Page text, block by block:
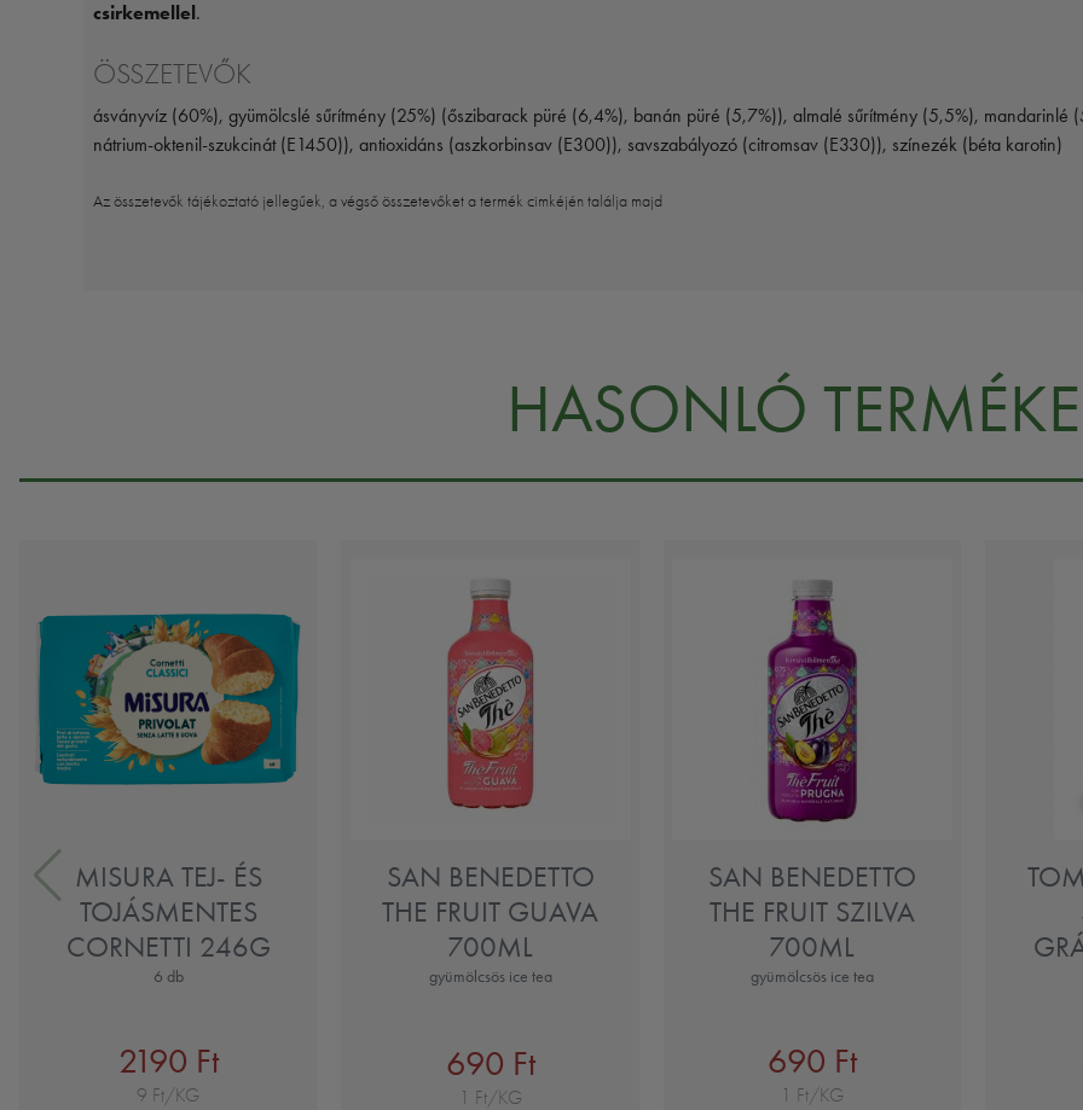
csirkemellel .
ÖSSZETEVŐK
ásványvíz (60%), gyümölcslé sűrítmény (25%) (őszibarack püré (6,4%), banán püré (5,7%)), almalé sűrítmény (5,5%), mandarinlé
nátrium-oktenil-szukcinát (E1450)), antioxidáns (aszkorbinsav (E300)), savszabályozó (citromsav (E330)), színezék (béta karotin)
Az összetevők tájékoztató jellegűek, a végső összetevőket a termék cimkéjén találja majd
HASONLÓ
MISURA TEJ- ÉS
TOJÁSMENTES
CORNETTI 246G
6 db
2190 Ft
9 Ft/KG
SAN BENEDETTO
THE FRUIT GUAVA
700ML
gyümölcsös ice tea
690 Ft
1 Ft/KG
SAN BENEDETTO
THE FRUIT SZILVA
700ML
gyümölcsös ice tea
690 Ft
1 Ft/KG